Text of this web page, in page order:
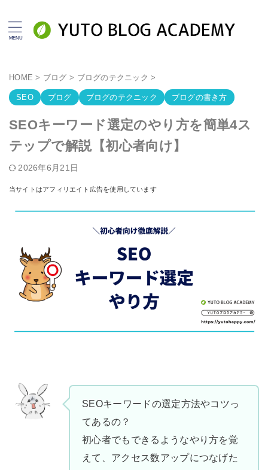
HOME > ブログ > ブログのテクニック >
SEO ブログ ブログのテクニック ブログの書き方
SEOキーワード選定のやり方を簡単4ス
テップで解説【初心者向け】
2026年6月21日
当サイトはアフィリエイト広告を使用しています
SEOキーワードの選定方法やコツっ
てあるの？
初心者でもできるようなやり方を覚
えて、アクセス数アップにつなげた